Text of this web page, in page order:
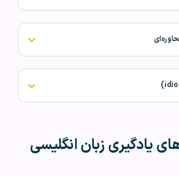
یادگیری زبان انگلیسی